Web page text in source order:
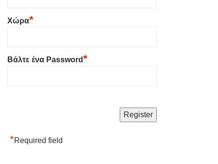
Χώρα*
Βάλτε ένα Password*
*Required field